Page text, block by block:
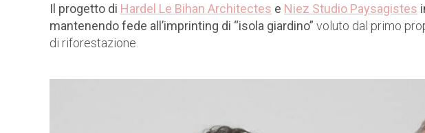
Il progetto di Hardel Le Bihan Architectes e Niez Studio Paysagistes
mantenendo fede all’imprinting di “isola giardino” voluto dal primo
di riforestazione.